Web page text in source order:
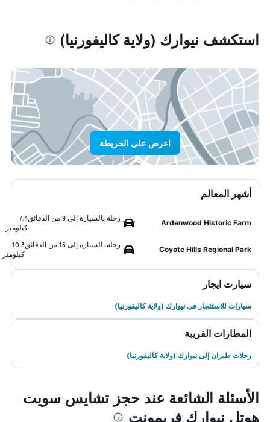
استكشف نيوارك (ولاية كاليفورنيا)
اعرض على الخريطة
أشهر المعالم
Ardenwood Historic Farm
رحلة بالسيارة إلى 9 من الدقائق
7.4
كيلومتر
Coyote Hills Regional Park
رحلة بالسيارة إلى 15 من الدقائق
10.3
كيلومتر
سيارت ايجار
سيارات للاستئجار في نيوارك (ولاية كاليفورنيا)
المطارات القريبة
رحلات طيران إلى نيوارك (ولاية كاليفورنيا)
الأسئلة الشائعة عند حجز تشايس سويت
هوتل نيوارك فريمونت